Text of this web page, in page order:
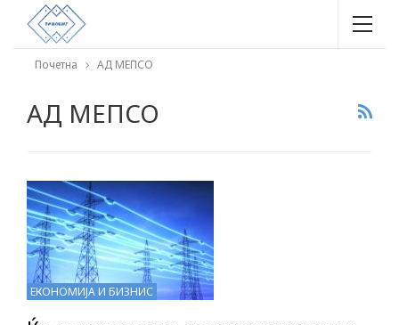
Почетна АД МЕПСО
АД МЕПСО
ЕКОНОМИЈА И БИЗНИС